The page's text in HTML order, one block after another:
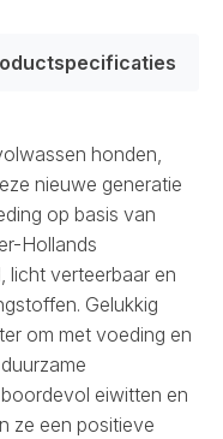
honden,
nieuwe generatie
op basis van
Hollands
licht verteerbaar en
Gelukkig
om met voeding en
eiwitten en
ze een positieve